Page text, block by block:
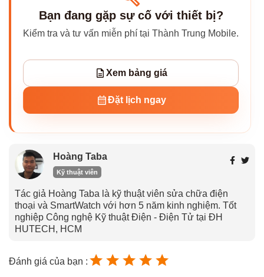
Bạn đang gặp sự cố với thiết bị?
Kiểm tra và tư vấn miễn phí tại Thành Trung Mobile.
Xem bảng giá
Đặt lịch ngay
Hoàng Taba
Kỹ thuật viên
Tác giả Hoàng Taba là kỹ thuật viên sửa chữa điện
thoại và SmartWatch với hơn 5 năm kinh nghiệm. Tốt
nghiệp Công nghệ Kỹ thuật Điện - Điện Tử tại ĐH
HUTECH, HCM
Đánh giá của bạn :